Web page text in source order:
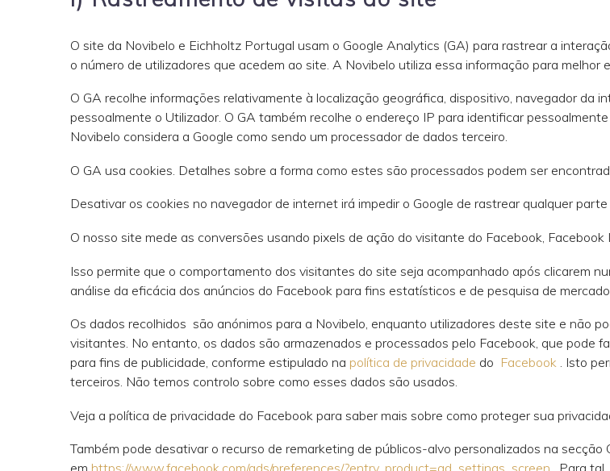
O site da Novibelo e Eichholtz Portugal usam o Google Analytics (GA) para rastrear a
o número de utilizadores que acedem ao site. A Novibelo utiliza essa informação para
O GA recolhe informações relativamente à localização geográfica, dispositivo, navegador da
pessoalmente o Utilizador. O GA também recolhe o endereço IP para identificar
Novibelo considera a Google como sendo um processador de dados terceiro.
O GA usa cookies. Detalhes sobre a forma como estes são processados podem ser
Desativar os cookies no navegador de internet irá impedir o Google de rastrear qualquer
O nosso site mede as conversões usando pixels de ação do visitante do Facebook,
Isso permite que o comportamento dos visitantes do site seja acompanhado após clicarem
análise da eficácia dos anúncios do Facebook para fins estatísticos e de pesquisa de
Os dados recolhidos são anónimos para a Novibelo, enquanto utilizadores deste site e não
visitantes. No entanto, os dados são armazenados e processados ​​pelo Facebook, que pode
para fins de publicidade, conforme estipulado na política de privacidade do Facebook . Isto
terceiros. Não temos controlo sobre como esses dados são usados.
Veja a política de privacidade do Facebook para saber mais sobre como proteger sua
Também pode desativar o recurso de remarketing de públicos-alvo personalizados na secção